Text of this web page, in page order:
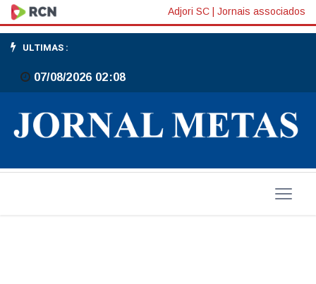
Pé-
de-
Meia:pagamento
da
sexta
parcela
Adjori SC Jornais associados
ULTIMAS :
07/08/2026 02:08